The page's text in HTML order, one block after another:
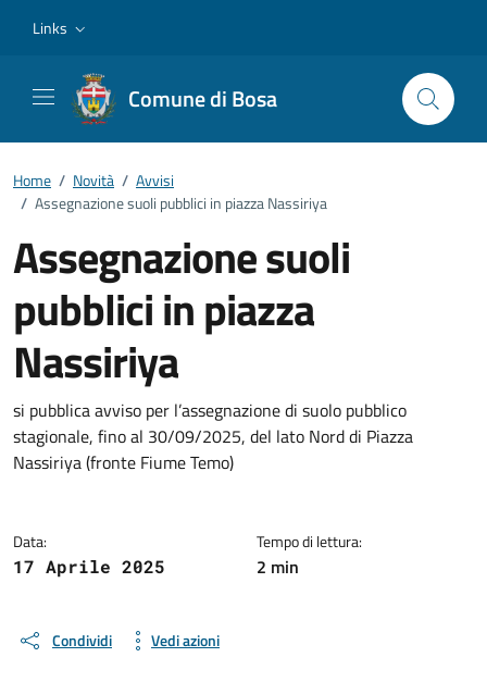
Links
Comune di Bosa
Home / Novità / Avvisi
/ Assegnazione suoli pubblici in piazza Nassiriya
Assegnazione suoli
pubblici in piazza
Nassiriya
Dettagli della notizia
si pubblica avviso per l’assegnazione di suolo pubblico
stagionale, fino al 30/09/2025, del lato Nord di Piazza
Nassiriya (fronte Fiume Temo)
Data:
17 Aprile 2025
Tempo di lettura:
2 min
Condividi Vedi azioni